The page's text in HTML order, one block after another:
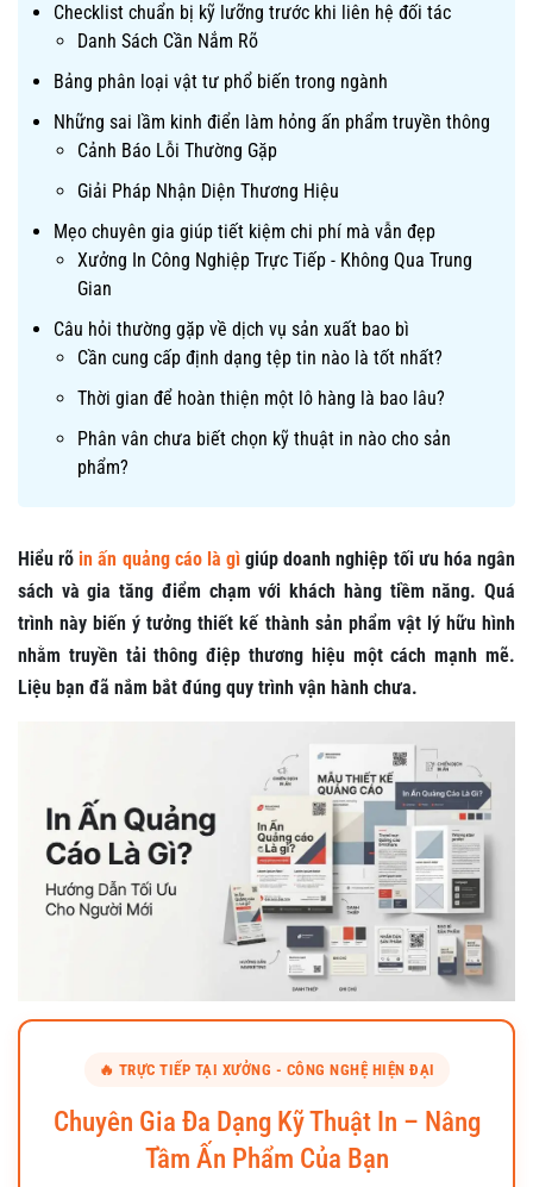
Checklist chuẩn bị kỹ lưỡng trước khi liên hệ đối tác
Danh Sách Cần Nắm Rõ
Bảng phân loại vật tư phổ biến trong ngành
Những sai lầm kinh điển làm hỏng ấn phẩm truyền thông
Cảnh Báo Lỗi Thường Gặp
Giải Pháp Nhận Diện Thương Hiệu
Mẹo chuyên gia giúp tiết kiệm chi phí mà vẫn đẹp
Xưởng In Công Nghiệp Trực Tiếp - Không Qua Trung
Gian
Câu hỏi thường gặp về dịch vụ sản xuất bao bì
Cần cung cấp định dạng tệp tin nào là tốt nhất?
Thời gian để hoàn thiện một lô hàng là bao lâu?
Phân vân chưa biết chọn kỹ thuật in nào cho sản
phẩm?
Hiểu rõ in ấn quảng cáo là gì giúp doanh nghiệp tối ưu hóa ngân
sách và gia tăng điểm chạm với khách hàng tiềm năng. Quá
trình này biến ý tưởng thiết kế thành sản phẩm vật lý hữu hình
nhằm truyền tải thông điệp thương hiệu một cách mạnh mẽ.
Liệu bạn đã nắm bắt đúng quy trình vận hành chưa.
🔥 TRỰC TIẾP TẠI XƯỞNG - CÔNG NGHỆ HIỆN ĐẠI
Chuyên Gia Đa Dạng Kỹ Thuật In – Nâng
Tầm Ấn Phẩm Của Bạn